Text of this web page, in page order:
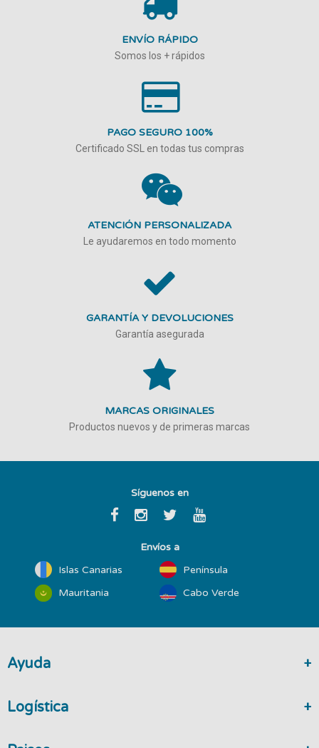
ENVÍO RÁPIDO
Somos los + rápidos
PAGO SEGURO 100%
Certificado SSL en todas tus compras
ATENCIÓN PERSONALIZADA
Le ayudaremos en todo momento
GARANTÍA Y DEVOLUCIONES
Garantía asegurada
MARCAS ORIGINALES
Productos nuevos y de primeras marcas
Síguenos en
Envíos a
Islas Canarias
Península
Mauritania
Cabo Verde
Ayuda
Logística